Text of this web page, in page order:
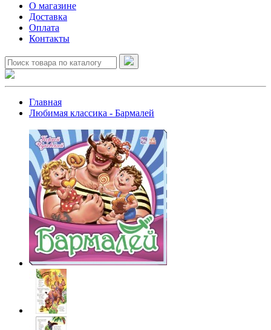
О магазине
Доставка
Оплата
Контакты
Главная
Любимая классика - Бармалей